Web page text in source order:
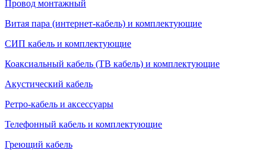
Провод монтажный
Витая пара (интернет-кабель) и комплектующие
СИП кабель и комплектующие
Коаксиальный кабель (ТВ кабель) и комплектующие
Акустический кабель
Ретро-кабель и аксессуары
Телефонный кабель и комплектующие
Греющий кабель